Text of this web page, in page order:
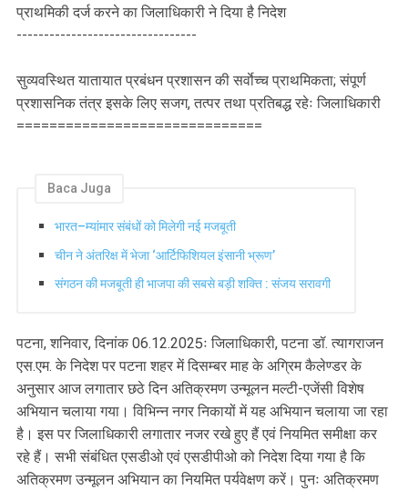
प्राथमिकी दर्ज करने का जिलाधिकारी ने दिया है निदेश
---------------------------------
सुव्यवस्थित यातायात प्रबंधन प्रशासन की सर्वाेच्च प्राथमिकता; संपूर्ण
प्रशासनिक तंत्र इसके लिए सजग, तत्पर तथा प्रतिबद्ध रहेः जिलाधिकारी
==============================
Baca Juga
भारत–म्यांमार संबंधों को मिलेगी नई मजबूती
चीन ने अंतरिक्ष में भेजा ‘आर्टिफिशियल इंसानी भ्रूण’
संगठन की मजबूती ही भाजपा की सबसे बड़ी शक्ति : संजय सरावगी
पटना, शनिवार, दिनांक 06.12.2025ः जिलाधिकारी, पटना डॉ. त्यागराजन
एस.एम. के निदेश पर पटना शहर में दिसम्बर माह के अग्रिम कैलेण्डर के
अनुसार आज लगातार छठे दिन अतिक्रमण उन्मूलन मल्टी-एजेंसी विशेष
अभियान चलाया गया। विभिन्न नगर निकायों में यह अभियान चलाया जा रहा
है। इस पर जिलाधिकारी लगातार नजर रखे हुए हैं एवं नियमित समीक्षा कर
रहे हैं। सभी संबंधित एसडीओ एवं एसडीपीओ को निदेश दिया गया है कि
अतिक्रमण उन्मूलन अभियान का नियमित पर्यवेक्षण करें। पुनः अतिक्रमण